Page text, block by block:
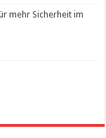
mehr Sicherheit im